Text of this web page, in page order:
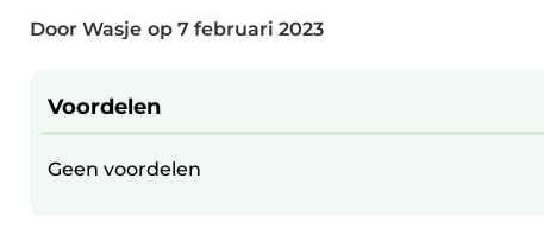
Door Wasje op 7 februari 2023
Voordelen
Geen voordelen